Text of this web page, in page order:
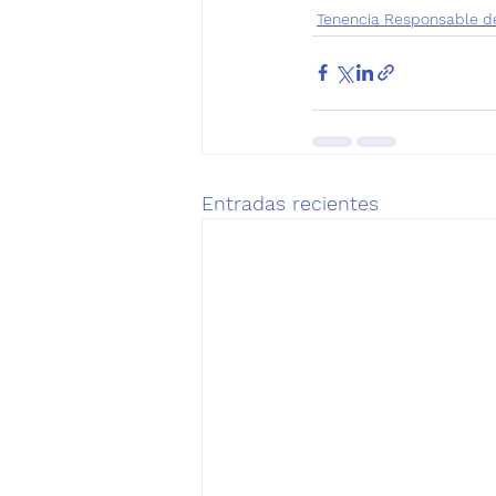
Tenencia Responsable
Entradas recientes